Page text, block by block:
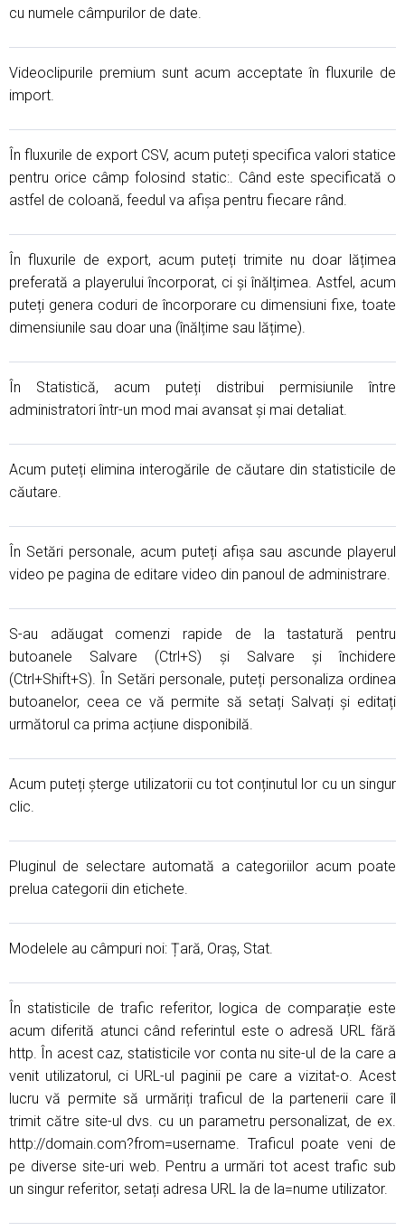
cu numele câmpurilor de date.
Videoclipurile premium sunt acum acceptate în fluxurile de
import.
În fluxurile de export CSV, acum puteți specifica valori statice
pentru orice câmp folosind static:. Când este specificată o
astfel de coloană, feedul va afișa pentru fiecare rând.
În fluxurile de export, acum puteți trimite nu doar lățimea
preferată a playerului încorporat, ci și înălțimea. Astfel, acum
puteți genera coduri de încorporare cu dimensiuni fixe, toate
dimensiunile sau doar una (înălțime sau lățime).
În Statistică, acum puteți distribui permisiunile între
administratori într-un mod mai avansat și mai detaliat.
Acum puteți elimina interogările de căutare din statisticile de
căutare.
În Setări personale, acum puteți afișa sau ascunde playerul
video pe pagina de editare video din panoul de administrare.
S-au adăugat comenzi rapide de la tastatură pentru
butoanele Salvare (Ctrl+S) și Salvare și închidere
(Ctrl+Shift+S). În Setări personale, puteți personaliza ordinea
butoanelor, ceea ce vă permite să setați Salvați și editați
următorul ca prima acțiune disponibilă.
Acum puteți șterge utilizatorii cu tot conținutul lor cu un singur
clic.
Pluginul de selectare automată a categoriilor acum poate
prelua categorii din etichete.
Modelele au câmpuri noi: Țară, Oraș, Stat.
În statisticile de trafic referitor, logica de comparație este
acum diferită atunci când referintul este o adresă URL fără
http. În acest caz, statisticile vor conta nu site-ul de la care a
venit utilizatorul, ci URL-ul paginii pe care a vizitat-o. Acest
lucru vă permite să urmăriți traficul de la partenerii care îl
trimit către site-ul dvs. cu un parametru personalizat, de ex.
http://domain.com?from=username. Traficul poate veni de
pe diverse site-uri web. Pentru a urmări tot acest trafic sub
un singur referitor, setați adresa URL la de la=nume utilizator.